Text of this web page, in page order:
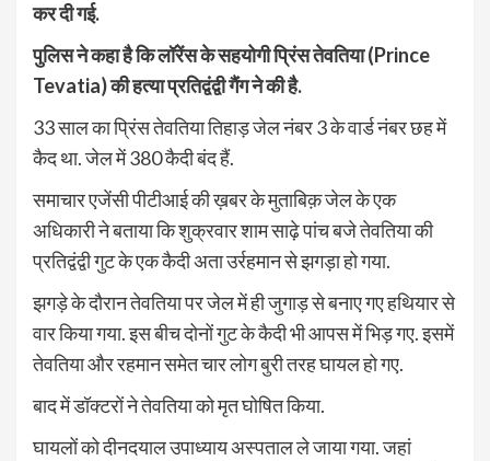
कर दी गई.
पुलिस ने कहा है कि लॉरेंस के सहयोगी प्रिंस तेवतिया (Prince
Tevatia) की हत्या प्रतिद्वंद्वी गैंग ने की है.
33 साल का प्रिंस तेवतिया तिहाड़ जेल नंबर 3 के वार्ड नंबर छह में
कैद था. जेल में 380 कैदी बंद हैं.
समाचार एजेंसी पीटीआई की ख़बर के मुताबिक़ जेल के एक
अधिकारी ने बताया कि शुक्रवार शाम साढ़े पांच बजे तेवतिया की
प्रतिद्वंद्वी गुट के एक कैदी अता उर्रहमान से झगड़ा हो गया.
झगड़े के दौरान तेवतिया पर जेल में ही जुगाड़ से बनाए गए हथियार से
वार किया गया. इस बीच दोनों गुट के कैदी भी आपस में भिड़ गए. इसमें
तेवतिया और रहमान समेत चार लोग बुरी तरह घायल हो गए.
बाद में डॉक्टरों ने तेवतिया को मृत घोषित किया.
घायलों को दीनदयाल उपाध्याय अस्पताल ले जाया गया. जहां